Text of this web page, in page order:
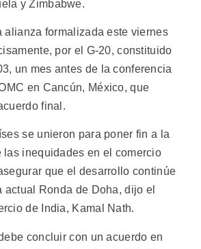
y Zimbabwe.
alianza formalizada este viernes
por el G-20, constituido
un mes antes de la conferencia
en Cancún, México, que
final.
se unieron para poner fin a la
las inequidades en el comercio
que el desarrollo continúe
actual Ronda de Doha, dijo el
de India, Kamal Nath.
concluir con un acuerdo en